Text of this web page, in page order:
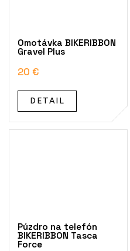
Omotávka BIKERIBBON
Gravel Plus
20 €
DETAIL
Púzdro na telefón
BIKERIBBON Tasca
Force